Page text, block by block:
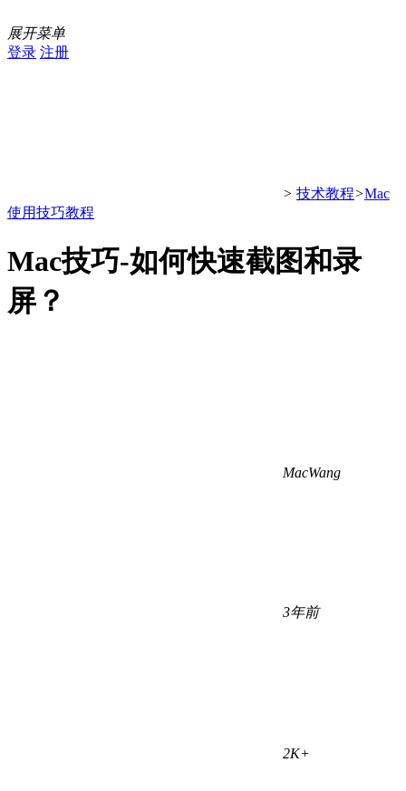
展开菜单
登录 注册
> 技术教程>Mac
使用技巧教程
Mac技巧-如何快速截图和录
屏？
MacWang
3年前
2K+